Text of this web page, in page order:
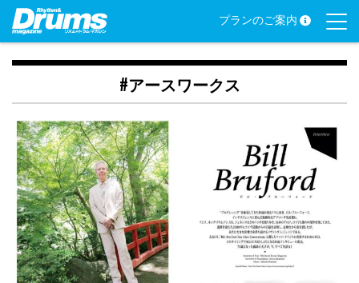
Skip
content
プランのご案内
#アースワークス